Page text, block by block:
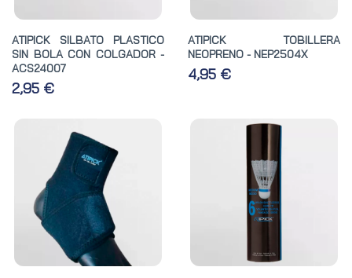
ATIPICK SILBATO PLASTICO
SIN BOLA CON COLGADOR -
ACS24007
2,95 €
ATIPICK TOBILLERA
NEOPRENO - NEP2504X
4,95 €